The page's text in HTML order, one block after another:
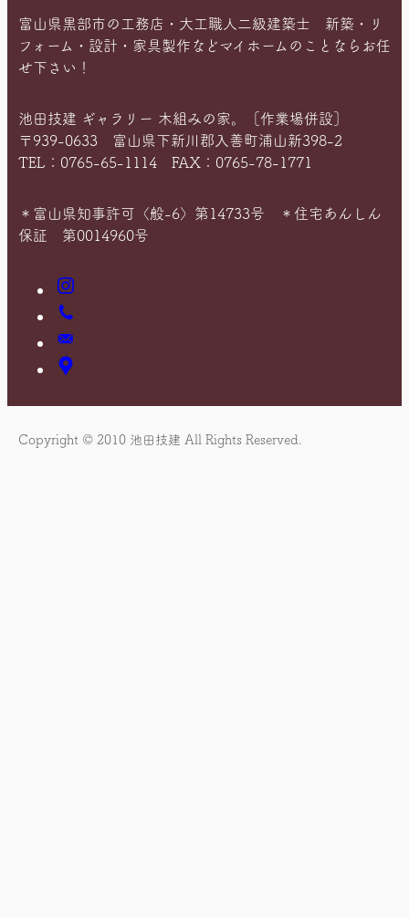
富山県黒部市の工務店・大工職人二級建築士 新築・リ
フォーム・設計・家具製作などマイホームのことならお任
せ下さい！
池田技建 ギャラリー 木組みの家。［作業場併設］
〒939-0633 富山県下新川郡入善町浦山新398-2
TEL：0765-65-1114 FAX：0765-78-1771
＊富山県知事許可〈般-6〉第14733号 ＊住宅あんしん
保証 第0014960号
合
せ
セ
ス
マ
Copyright © 2010 池田技建 All Rights Reserved.